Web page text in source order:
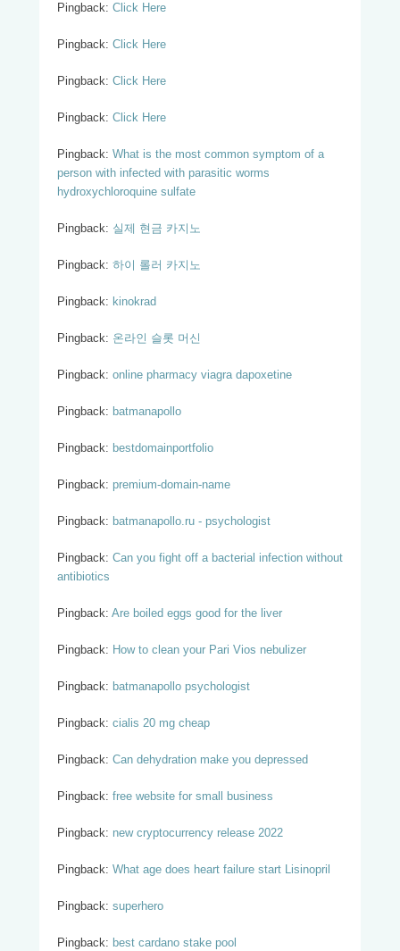
Pingback: Click Here
Pingback: Click Here
Pingback: Click Here
Pingback: Click Here
Pingback: What is the most common symptom of a
person with infected with parasitic worms
hydroxychloroquine sulfate
Pingback: 실제 현금 카지노
Pingback: 하이 롤러 카지노
Pingback: kinokrad
Pingback: 온라인 슬롯 머신
Pingback: online pharmacy viagra dapoxetine
Pingback: batmanapollo
Pingback: bestdomainportfolio
Pingback: premium-domain-name
Pingback: batmanapollo.ru - psychologist
Pingback: Can you fight off a bacterial infection without
antibiotics
Pingback: Are boiled eggs good for the liver
Pingback: How to clean your Pari Vios nebulizer
Pingback: batmanapollo psychologist
Pingback: cialis 20 mg cheap
Pingback: Can dehydration make you depressed
Pingback: free website for small business
Pingback: new cryptocurrency release 2022
Pingback: What age does heart failure start Lisinopril
Pingback: superhero
Pingback: best cardano stake pool